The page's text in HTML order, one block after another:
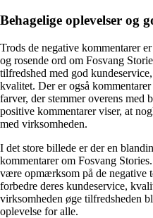
Behagelige oplevelser og
Trods de negative kommentarer
og rosende ord om Fosvang
tilfredshed med god
kvalitet. Der er også
farver, der stemmer overens med
positive kommentarer viser, at
med virksomheden.
I det store billede er der en
kommentarer om Fosvang
være opmærksom på de negative
forbedre deres kundeservice,
virksomheden øge tilfredsheden
oplevelse for alle.